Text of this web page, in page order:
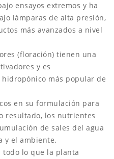
ensayos extremos y ha
lámparas de alta presión,
más avanzados a nivel
(floración) tienen una
y es
más popular de
en su formulación para
resultado, los nutrientes
de sales del agua
y el ambiente.
todo lo que la planta